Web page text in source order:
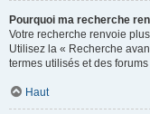
Pourquoi ma recherche
Votre recherche renvoie
Utilisez la « Recherche
termes utilisés et des
Haut